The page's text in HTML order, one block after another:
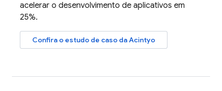
acelerar o desenvolvimento de aplicativos em
25%.
Confira o estudo de caso da Acintyo